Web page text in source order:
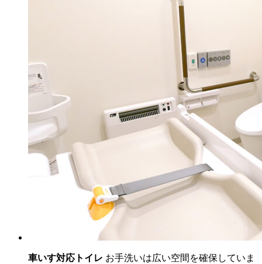
車いす対応トイレ お手洗いは広い空間を確保していま